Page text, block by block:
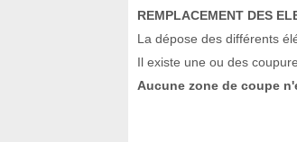
REMPLACEMENT DES
La dépose des différents
Il existe une ou des
Aucune zone de coupe